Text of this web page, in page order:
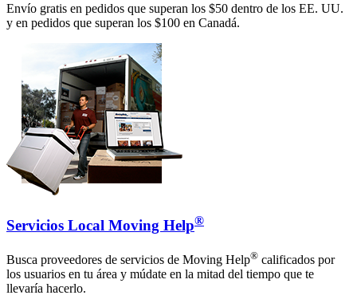
Envío gratis en pedidos que superan los $50 dentro de los EE. UU.
y en pedidos que superan los $100 en Canadá.
Servicios Local Moving Help®
Busca proveedores de servicios de Moving Help® calificados por
los usuarios en tu área y múdate en la mitad del tiempo que te
llevaría hacerlo.